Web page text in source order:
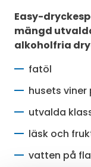
Easy-
mängd
alkoholfria
fatöl
husets viner
utvalda
läsk och
vatten på